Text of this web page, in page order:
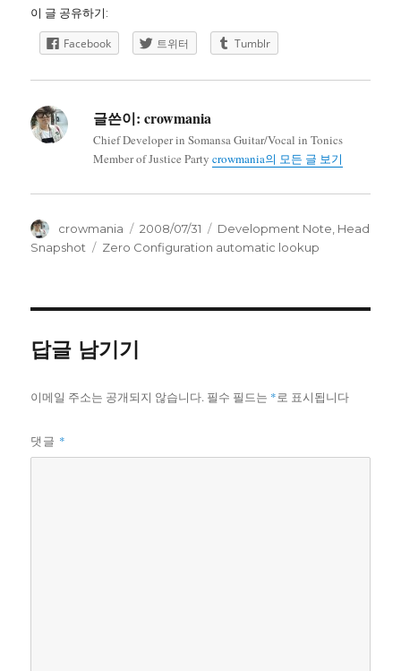
이 글 공유하기:
Facebook 트위터 Tumblr
글쓴이: crowmania
Chief Developer in Somansa Guitar/Vocal in Tonics
Member of Justice Partycrowmania의 모든 글 보기
글
쓴
crowmania
작
성
2008/07/31
카
테
Development Note, Head
Snapshot
태
Zero Configuration automatic lookup
답글 남기기
이메일 주소는 공개되지 않습니다. 필수 필드는 *로 표시됩니다
댓글 *